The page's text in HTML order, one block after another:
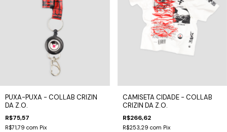
PUXA-PUXA - COLLAB CRIZIN
DA Z.O.
R$75,57
R$71,79 com Pix
CAMISETA CIDADE - COLLAB
CRIZIN DA Z.O.
R$266,62
R$253,29 com Pix